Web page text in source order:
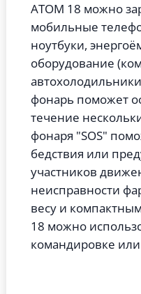
АТОМ 18 можно
мобильные
ноутбуки,
оборудование
фонарь поможет
течение
фонаря "SOS"
бедствия или
участников
неисправности
весу и
18 можно
командировке